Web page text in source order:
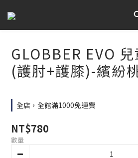
GLOBBER EVO
(護肘+護膝)-繽紛
全店，全館滿1000免運費
NT$780
數量